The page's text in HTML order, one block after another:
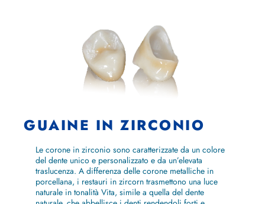
GUAINE IN ZIRCONIO
Le corone in zirconio sono caratterizzate da un colore
del dente unico e personalizzato e da un’elevata
traslucenza. A differenza delle corone metalliche in
porcellana, i restauri in zircorn trasmettono una luce
naturale in tonalità Vita, simile a quella del dente